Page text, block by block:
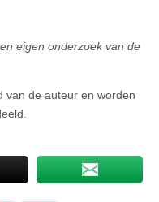
eigen onderzoek van de
van de auteur en worden